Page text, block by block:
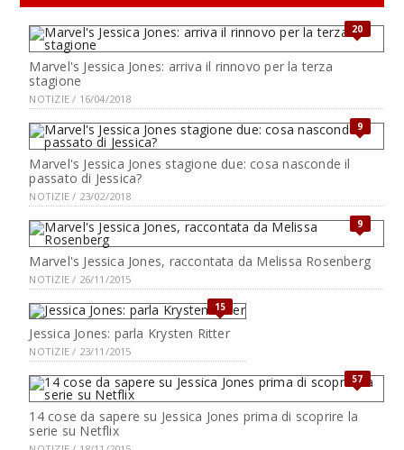
20
Marvel's Jessica Jones: arriva il rinnovo per la terza
stagione
NOTIZIE / 16/04/2018
9
Marvel's Jessica Jones stagione due: cosa nasconde il
passato di Jessica?
NOTIZIE / 23/02/2018
9
Marvel's Jessica Jones, raccontata da Melissa Rosenberg
NOTIZIE / 26/11/2015
15
Jessica Jones: parla Krysten Ritter
NOTIZIE / 23/11/2015
57
14 cose da sapere su Jessica Jones prima di scoprire la
serie su Netflix